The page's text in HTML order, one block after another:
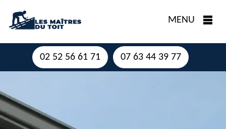
MENU
02 52 56 61 71 07 63 44 39 77